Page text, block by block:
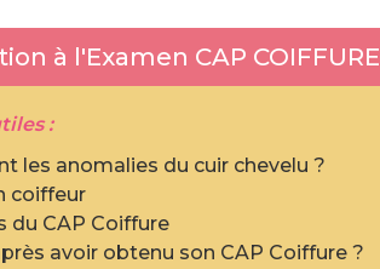
à l'Examen CAP COIFFURE
:
les anomalies du cuir chevelu ?
coiffeur
du CAP Coiffure
avoir obtenu son CAP Coiffure ?